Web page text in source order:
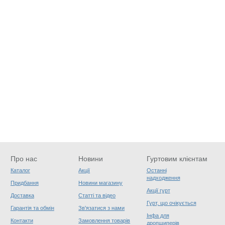
Про нас
Каталог
Придбання
Доставка
Гарантія та обмін
Контакти
Новини
Акції
Новини магазину
Статті та відео
Зв'язатися з нами
Замовлення товарів
Гуртовим клієнтам
Останні
надходження
Акції гурт
Гурт, що очікується
Інфа для
дропшиперів